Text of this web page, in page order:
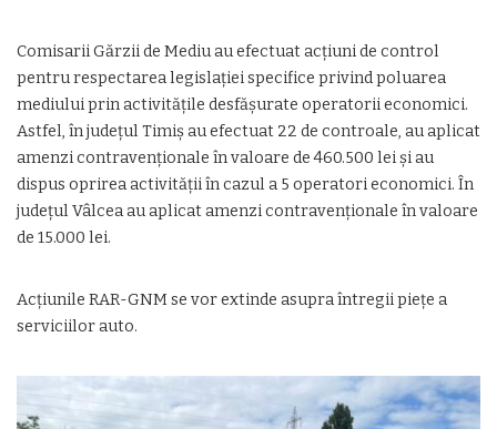
Comisarii Gărzii de Mediu au efectuat acțiuni de control
pentru respectarea legislației specifice privind poluarea
mediului prin activitățile desfășurate operatorii economici.
Astfel, în județul Timiș au efectuat 22 de controale, au aplicat
amenzi contravenționale în valoare de 460.500 lei și au
dispus oprirea activității în cazul a 5 operatori economici. În
județul Vâlcea au aplicat amenzi contravenționale în valoare
de 15.000 lei.
Acțiunile RAR-GNM se vor extinde asupra întregii piețe a
serviciilor auto.